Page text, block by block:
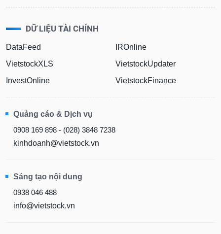
DỮ LIỆU TÀI CHÍNH
DataFeed
VietstockXLS
InvestOnline
IROnline
VietstockUpdater
VietstockFinance
Quảng cáo & Dịch vụ
0908 169 898 - (028) 3848 7238
kinhdoanh@vietstock.vn
Sáng tạo nội dung
0938 046 488
info@vietstock.vn